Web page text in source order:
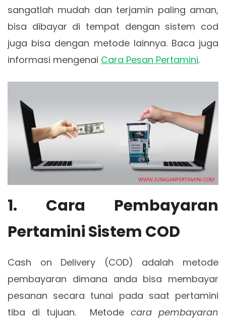
sangatlah mudah dan terjamin paling aman,
bisa dibayar di tempat dengan sistem cod
juga bisa dengan metode lainnya. Baca juga
informasi mengenai Cara Pesan Pertamini.
1. Cara Pembayaran
Pertamini Sistem COD
Cash on Delivery (COD) adalah metode
pembayaran dimana anda bisa membayar
pesanan secara tunai pada saat pertamini
tiba di tujuan. Metode cara pembayaran